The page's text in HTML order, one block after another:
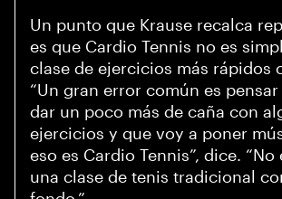
Un punto que Krause recalca
es que Cardio Tennis no es
clase de ejercicios más rápidos
“Un gran error común es
dar un poco más de caña con
ejercicios y que voy a poner
eso es Cardio Tennis”, dice. “No
una clase de tenis tradicional